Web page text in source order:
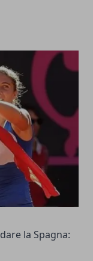
la Spagna: